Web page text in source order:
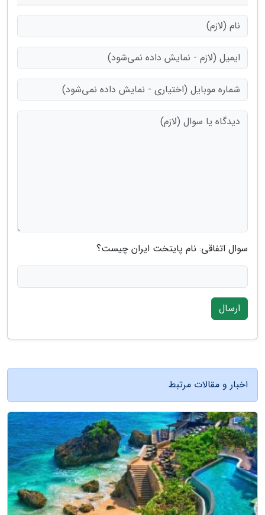
سوال اتفاقی: نام پایتخت ایران چیست؟
ارسال
اخبار و مقالات مرتبط